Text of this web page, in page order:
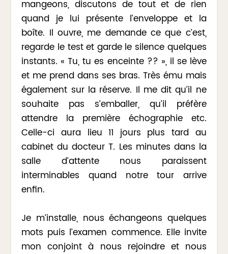
mangeons, discutons de tout et de rien
quand je lui présente l’enveloppe et la
boîte. Il ouvre, me demande ce que c’est,
regarde le test et garde le silence quelques
instants. « Tu, tu es enceinte ?? », il se lève
et me prend dans ses bras. Très ému mais
également sur la réserve. Il me dit qu’il ne
souhaite pas s’emballer, qu’il préfère
attendre la première échographie etc.
Celle-ci aura lieu 11 jours plus tard au
cabinet du docteur T. Les minutes dans la
salle d’attente nous paraissent
interminables quand notre tour arrive
enfin.
Je m’installe, nous échangeons quelques
mots puis l’examen commence. Elle invite
mon conjoint à nous rejoindre et nous